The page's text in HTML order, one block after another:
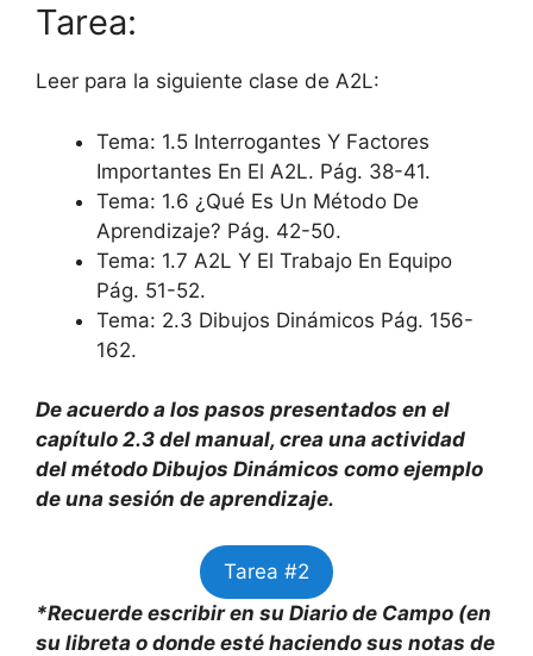
Tarea:
Leer para la siguiente clase de A2L:
Tema: 1.5 Interrogantes Y Factores
Importantes En El A2L. Pág. 38-41.
Tema: 1.6 ¿Qué Es Un Método De
Aprendizaje? Pág. 42-50.
Tema: 1.7 A2L Y El Trabajo En Equipo
Pág. 51-52.
Tema: 2.3 Dibujos Dinámicos Pág. 156-
162.
De acuerdo a los pasos presentados en el
capítulo 2.3 del manual, crea una actividad
del método Dibujos Dinámicos como ejemplo
de una sesión de aprendizaje.
Tarea #2
*Recuerde escribir en su Diario de Campo (en
su libreta o donde esté haciendo sus notas de